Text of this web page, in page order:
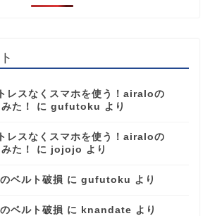
レスなくスマホを使う！airaloの
た！
に gufutoku より
レスなくスマホを使う！airaloの
た！
に jojojo より
ベルト破損 に gufutoku より
ベルト破損 に knandate より